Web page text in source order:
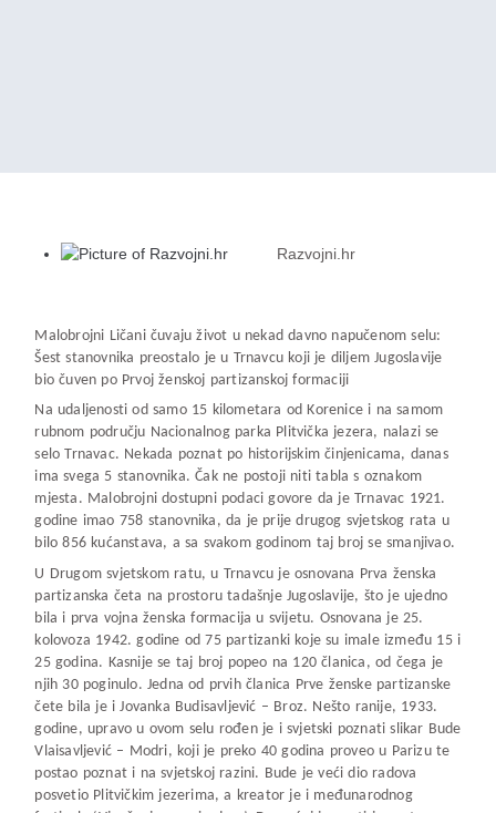
Razvojni.hr
Malobrojni Ličani čuvaju život u nekad davno napučenom selu:
Šest stanovnika preostalo je u Trnavcu koji je diljem Jugoslavije
bio čuven po Prvoj ženskoj partizanskoj formaciji
Na udaljenosti od samo 15 kilometara od Korenice i na samom
rubnom području Nacionalnog parka Plitvička jezera, nalazi se
selo Trnavac. Nekada poznat po historijskim činjenicama, danas
ima svega 5 stanovnika. Čak ne postoji niti tabla s oznakom
mjesta. Malobrojni dostupni podaci govore da je Trnavac 1921.
godine imao 758 stanovnika, da je prije drugog svjetskog rata u
bilo 856 kućanstava, a sa svakom godinom taj broj se smanjivao.
U Drugom svjetskom ratu, u Trnavcu je osnovana Prva ženska
partizanska četa na prostoru tadašnje Jugoslavije, što je ujedno
bila i prva vojna ženska formacija u svijetu. Osnovana je 25.
kolovoza 1942. godine od 75 partizanki koje su imale između 15 i
25 godina. Kasnije se taj broj popeo na 120 članica, od čega je
njih 30 poginulo. Jedna od prvih članica Prve ženske partizanske
čete bila je i Jovanka Budisavljević – Broz. Nešto ranije, 1933.
godine, upravo u ovom selu rođen je i svjetski poznati slikar Bude
Vlaisavljević – Modri, koji je preko 40 godina proveo u Parizu te
postao poznat i na svjetskoj razini. Bude je veći dio radova
posvetio Plitvičkim jezerima, a kreator je i međunarodnog